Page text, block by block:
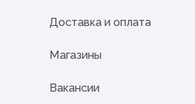
Доставка и оплата
Магазины
Вакансии